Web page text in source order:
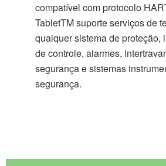
compatível com protocolo
TabletTM suporte serviços de
qualquer sistema de proteção,
de controle, alarmes,
segurança e sistemas
segurança.